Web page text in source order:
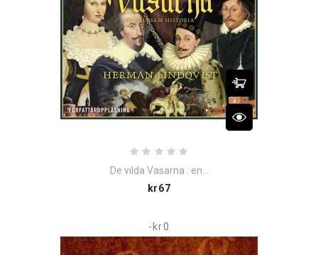
De vilda Vasarna : en...
kr67Price
-kr0